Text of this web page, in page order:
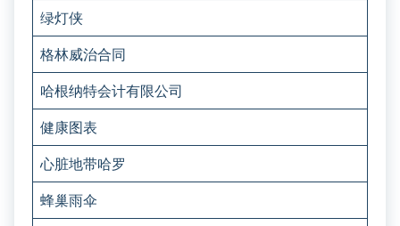
绿灯侠
格林威治合同
哈根纳特会计有限公司
健康图表
心脏地带哈罗
蜂巢雨伞